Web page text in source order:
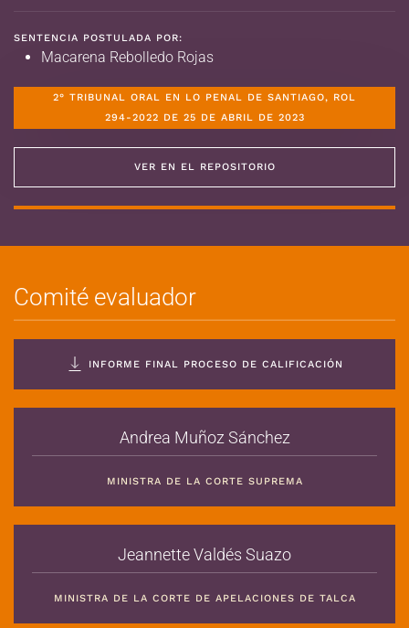
SENTENCIA POSTULADA POR:
Macarena Rebolledo Rojas
2° TRIBUNAL ORAL EN LO PENAL DE SANTIAGO, ROL
294-2022 DE 25 DE ABRIL DE 2023
VER EN EL REPOSITORIO
Comité evaluador
INFORME FINAL PROCESO DE CALIFICACIÓN
Andrea Muñoz Sánchez
MINISTRA DE LA CORTE SUPREMA
Jeannette Valdés Suazo
MINISTRA DE LA CORTE DE APELACIONES DE TALCA